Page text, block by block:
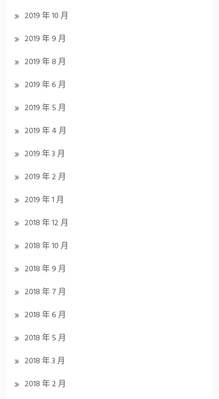
2019 年 10 月
2019 年 9 月
2019 年 8 月
2019 年 6 月
2019 年 5 月
2019 年 4 月
2019 年 3 月
2019 年 2 月
2019 年 1 月
2018 年 12 月
2018 年 10 月
2018 年 9 月
2018 年 7 月
2018 年 6 月
2018 年 5 月
2018 年 3 月
2018 年 2 月